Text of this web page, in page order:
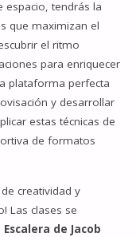
espacio, tendrás la
que maximizan el
el ritmo
para enriquecer
plataforma perfecta
y desarrollar
estas técnicas de
de formatos
creatividad y
Las clases se
de Jacob